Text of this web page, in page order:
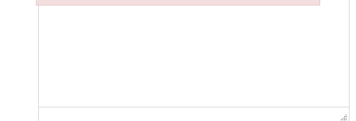
Failed to initialize plugin: wplink